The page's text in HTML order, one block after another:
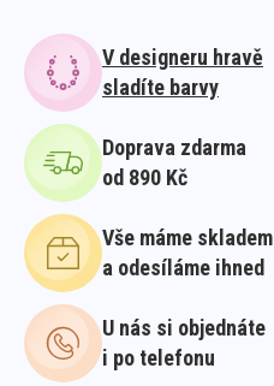
V designeru hravě
sladíte barvy
Doprava zdarma
od 890 Kč
Vše máme skladem
a odesíláme ihned
U nás si objednáte
i po telefonu